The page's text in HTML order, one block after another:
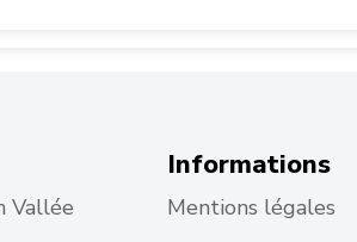
Vallée
Informations
Mentions légales